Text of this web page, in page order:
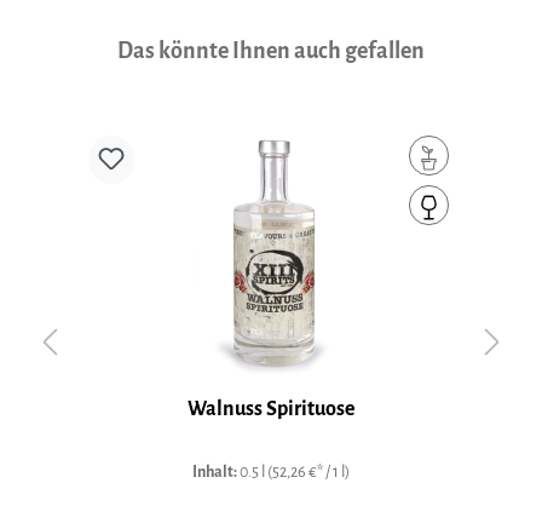
Produktgalerie überspringen
Das könnte Ihnen auch gefallen
Walnuss Spirituose
Inhalt:0.5 l (52,26 €* / 1 l)